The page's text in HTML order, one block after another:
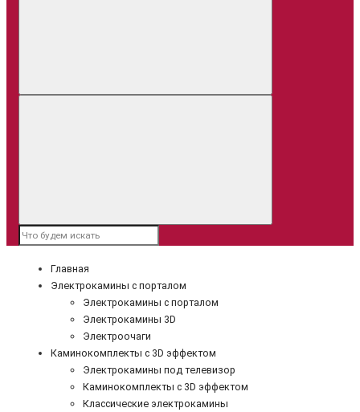
Главная
Электрокамины с порталом
Электрокамины с порталом
Электрокамины 3D
Электроочаги
Каминокомплекты с 3D эффектом
Электрокамины под телевизор
Каминокомплекты с 3D эффектом
Классические электрокамины